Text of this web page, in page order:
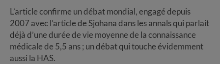
L’article confirme un débat mondial, engagé depuis
2007 avec l’article de Sjohana dans les annals qui parlait
déjà d’une durée de vie moyenne de la connaissance
médicale de 5,5 ans ; un débat qui touche évidemment
aussi la HAS.